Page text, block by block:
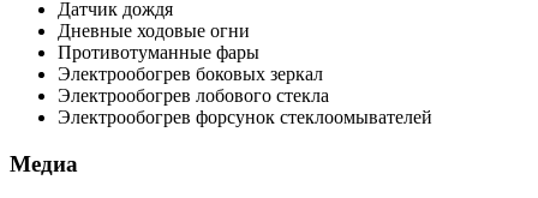
Датчик дождя
Дневные ходовые огни
Противотуманные фары
Электрообогрев боковых зеркал
Электрообогрев лобового стекла
Электрообогрев форсунок стеклоомывателей
Медиа